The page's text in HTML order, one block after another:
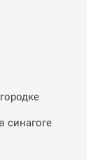
синагоге